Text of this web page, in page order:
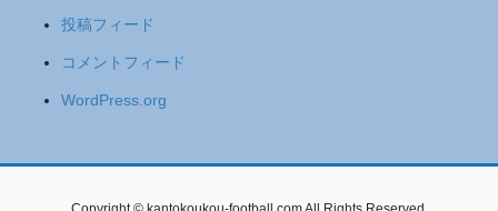
投稿フィード
コメントフィード
WordPress.org